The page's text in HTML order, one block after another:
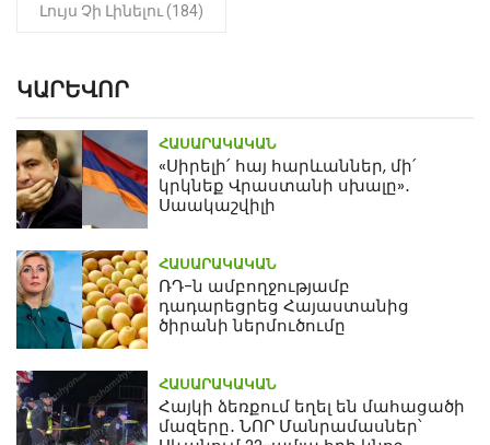
Լույս Չի Լինելու (184)
ԿԱՐԵՎՈՐ
ՀԱՍԱՐԱԿԱԿԱՆ
«Սիրելի՛ հայ հարևաններ, մի՛
կրկնեք Վրաստանի սխալը»․
Սաակաշվիլի
ՀԱՍԱՐԱԿԱԿԱՆ
ՌԴ-ն ամբողջությամբ
դադարեցրեց Հայաստանից
ծիրանի ներմուծումը
ՀԱՍԱՐԱԿԱԿԱՆ
Հայկի ձեռքում եղել են մահացածի
մազերը․ ՆՈՐ Մանրամասներ՝